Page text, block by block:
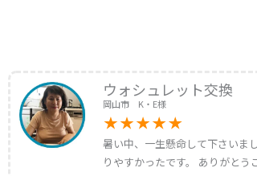
ウォシュレット交換
岡山市 K・E様
暑い中、一生懸命して下さいま
りやすかったです。 ありがとう